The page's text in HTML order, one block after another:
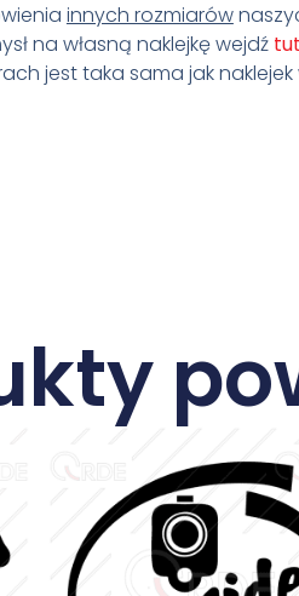
innych rozmiarów
na własną naklejkę wejdź
jest taka sama jak naklejek